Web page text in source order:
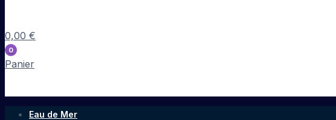
0,00 €
0
Panier
Eau de Mer